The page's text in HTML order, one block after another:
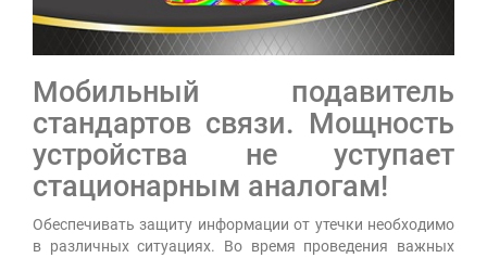
Мобильный подавитель
стандартов связи. Мощность
устройства не уступает
стационарным аналогам!
Обеспечивать защиту информации от утечки необходимо
в различных ситуациях. Во время проведения важных